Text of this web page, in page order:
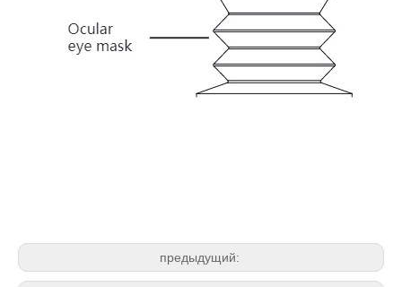
предыдущий: